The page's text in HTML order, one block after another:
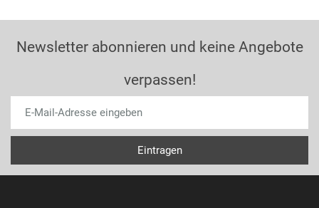
Newsletter abonnieren und keine Angebote
verpassen!